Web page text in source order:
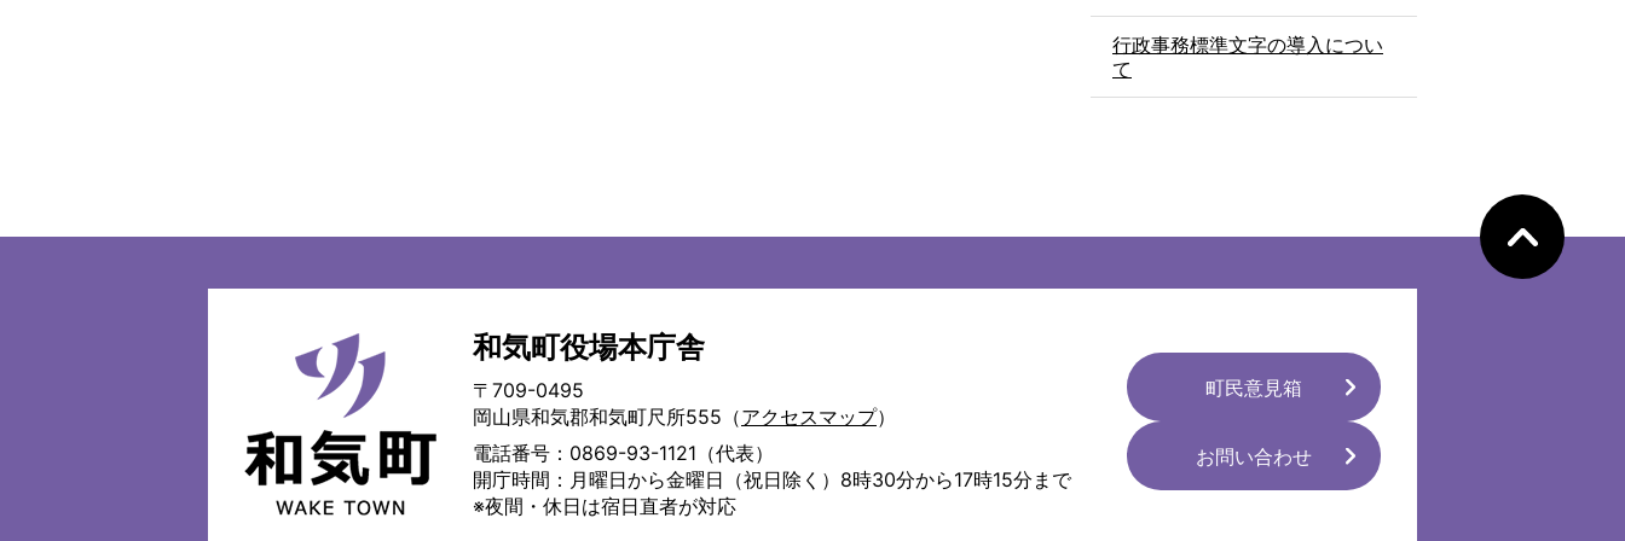
行政事務標準文字の導入につい
て
ペ
ー
ジ
WAKE
TOWN
和気町役場本庁舎
〒709-0495
岡山県和気郡和気町尺所555（アクセスマップ）
電話番号：0869-93-1121（代表）
開庁時間：月曜日から金曜日（祝日除く）8時30分から17時15分まで
※夜間・休日は宿日直者が対応
町民意見箱
お問い合わせ